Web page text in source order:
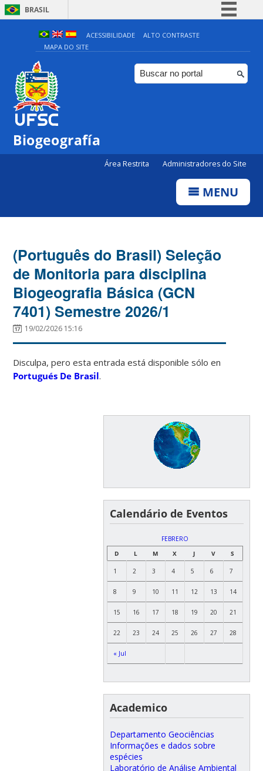
BRASIL
Simplifique!
Comunica BR
Participe
ACESSIBILIDADE
ALTO CONTRASTE
MAPA DO SITE
Biogeografía
Área Restrita Administradores do Site
MENU
(Português do Brasil) Seleção
de Monitoria para disciplina
Biogeografia Básica (GCN
7401) Semestre 2026/1
19/02/2026 15:16
Disculpa, pero esta entrada está disponible sólo en
Portugués De Brasil.
Calendário de Eventos
FEBRERO
D
L M X J V S
« Jul
1 2 3 4 5 6 7
8 9 10 11 12 13 14
15 16 17 18 19 20 21
22 23 24 25 26 27 28
Academico
Departamento Geociências
Informações e dados sobre
espécies
Laboratório de Análise Ambiental